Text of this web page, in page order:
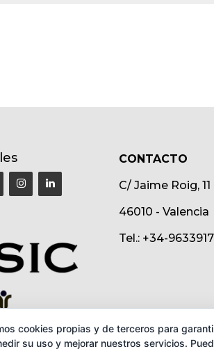
CONTACTO
C/ Jaime Roig, 11
46010 - Valencia
Tel.: +34-
cookies propias y de terceros para
su uso y mejorar nuestros servicios.